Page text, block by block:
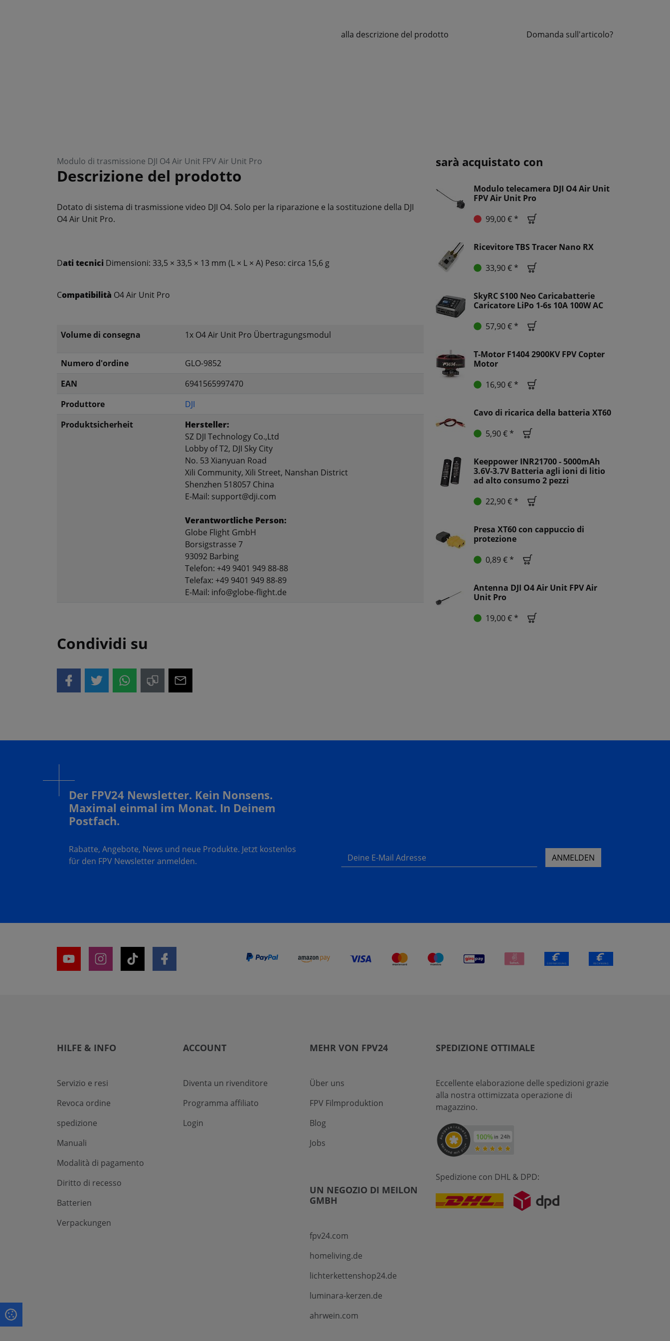
alla descrizione del prodotto Domanda sull'articolo?
Modulo di trasmissione DJI O4 Air Unit FPV Air Unit Pro
Descrizione del prodotto
Dotato di sistema di trasmissione video DJI O4. Solo per la riparazione e la sostituzione della DJI
O4 Air Unit Pro.
Dati tecnici Dimensioni: 33,5 × 33,5 × 13 mm (L × L × A) Peso: circa 15,6 g
Compatibilità O4 Air Unit Pro
Volume di consegna 1x O4 Air Unit Pro Übertragungsmodul
Numero d'ordine
GLO-9852
EAN
6941565997470
Produttore
DJI
Produktsicherheit
Hersteller:
SZ DJI Technology Co.,Ltd
Lobby of T2, DJI Sky City
No. 53 Xianyuan Road
Xili Community, Xili Street, Nanshan District
Shenzhen 518057 China
E-Mail: support@dji.com
Verantwortliche Person:
Globe Flight GmbH
Borsigstrasse 7
93092 Barbing
Telefon: +49 9401 949 88-88
Telefax: +49 9401 949 88-89
E-Mail: info@globe-flight.de
Condividi su
sarà acquistato con
Modulo telecamera DJI O4 Air Unit
FPV Air Unit Pro
99,00 € *
Ricevitore TBS Tracer Nano RX
33,90 € *
SkyRC S100 Neo Caricabatterie
Caricatore LiPo 1-6s 10A 100W AC
57,90 € *
T-Motor F1404 2900KV FPV Copter
Motor
16,90 € *
Cavo di ricarica della batteria XT60
5,90 € *
Keeppower INR21700 - 5000mAh
3.6V-3.7V Batteria agli ioni di litio
ad alto consumo 2 pezzi
22,90 € *
Presa XT60 con cappuccio di
protezione
0,89 € *
Antenna DJI O4 Air Unit FPV Air
Unit Pro
19,00 € *
Der FPV24 Newsletter. Kein Nonsens.
Maximal einmal im Monat. In Deinem
Postfach.
Rabatte, Angebote, News und neue Produkte. Jetzt kostenlos
für den FPV Newsletter anmelden.
Deine E-Mail Adresse ANMELDEN
HILFE & INFO
Servizio e resi
Revoca ordine
spedizione
Manuali
Modalità di pagamento
Diritto di recesso
Batterien
Verpackungen
ACCOUNT
Diventa un rivenditore
Programma affiliato
Login
MEHR VON FPV24
Über uns
FPV Filmproduktion
Blog
Jobs
UN NEGOZIO DI MEILON
GMBH
fpv24.com
homeliving.de
lichterkettenshop24.de
luminara-kerzen.de
ahrwein.com
SPEDIZIONE OTTIMALE
Eccellente elaborazione delle spedizioni grazie
alla nostra ottimizzata operazione di
magazzino.
Spedizione con DHL & DPD: